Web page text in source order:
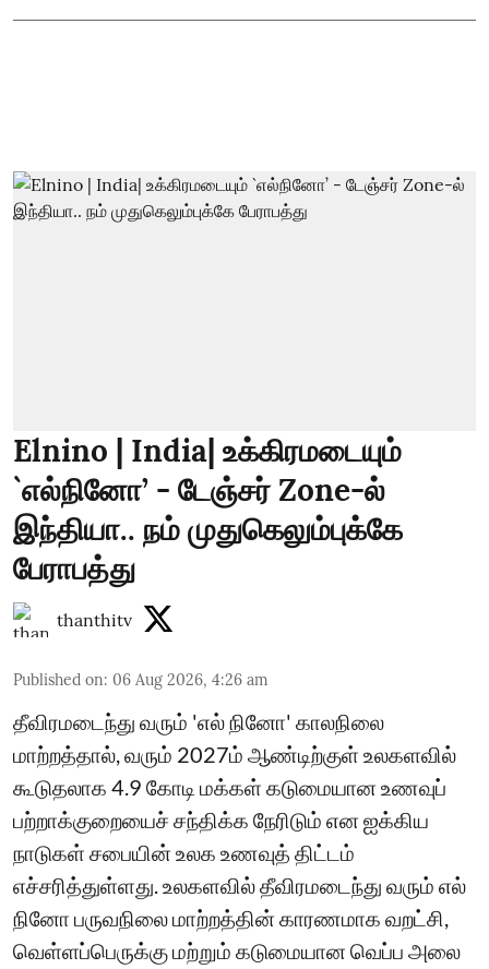
Elnino | India| உக்கிரமடையும்
`எல்நினோ’ - டேஞ்சர் Zone-ல்
இந்தியா.. நம் முதுகெலும்புக்கே
பேராபத்து
thanthitv
Published on: 06 Aug 2026, 4:26 am
தீவிரமடைந்து வரும் 'எல் நினோ' காலநிலை
மாற்றத்தால், வரும் 2027ம் ஆண்டிற்குள் உலகளவில்
கூடுதலாக 4.9 கோடி மக்கள் கடுமையான உணவுப்
பற்றாக்குறையைச் சந்திக்க நேரிடும் என ஐக்கிய
நாடுகள் சபையின் உலக உணவுத் திட்டம்
எச்சரித்துள்ளது. உலகளவில் தீவிரமடைந்து வரும் எல்
நினோ பருவநிலை மாற்றத்தின் காரணமாக வறட்சி,
வெள்ளப்பெருக்கு மற்றும் கடுமையான வெப்ப அலை